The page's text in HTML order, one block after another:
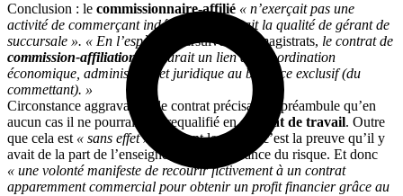
Conclusion : le commissionnaire-affilié « n’exerçait pas une
activité de commerçant indépendant et avait la qualité de gérant de
succursale ». « En l’espèce,
poursuivent les magistrats, le contrat de
commission-affiliation instaurait un lien de subordination
économique, administratif et juridique au bénéfice exclusif (du
commettant). »
Circonstance aggravante : le contrat précisait en préambule qu’en
aucun cas il ne pourrait être requalifié encontrat de travail. Outre
que cela est « sans effet »,
pointent les juges, c’est la preuve qu’il y
avait de la part de l’enseigne une connaissance du risque. Et donc
« une volonté manifeste de recourir fictivement à un contrat
apparemment commercial pour obtenir un profit financier grâce au